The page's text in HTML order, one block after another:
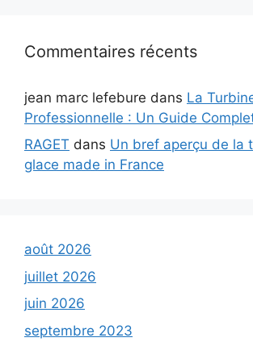
Commentaires récents
jean marc lefebure dans La
Professionnelle : Un Guide
RAGET dans Un bref aperçu de la
glace made in France
août 2026
juillet 2026
juin 2026
septembre 2023